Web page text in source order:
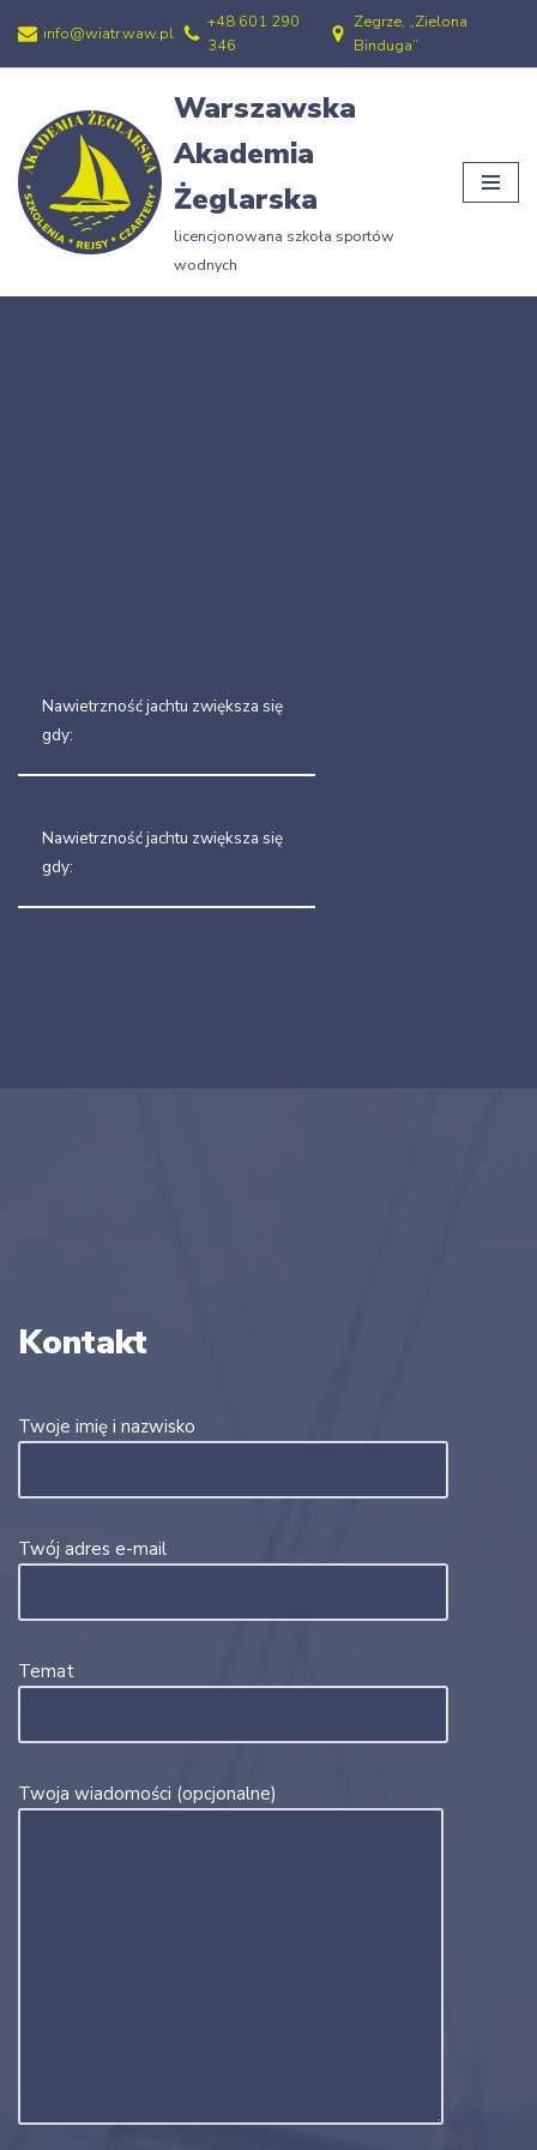
Przejdź
treści
info@wiatr.waw.pl
+48 601 290
346
Zegrze, „Zielona
Binduga”
Warszawska
Akademia
Żeglarska
licencjonowana szkoła sportów
wodnych
Nawietrzność jachtu zwiększa się
gdy:
Nawietrzność jachtu zwiększa się
gdy:
Kontakt
Twoje imię i nazwisko
Twój adres e-mail
Temat
Twoja wiadomości (opcjonalne)